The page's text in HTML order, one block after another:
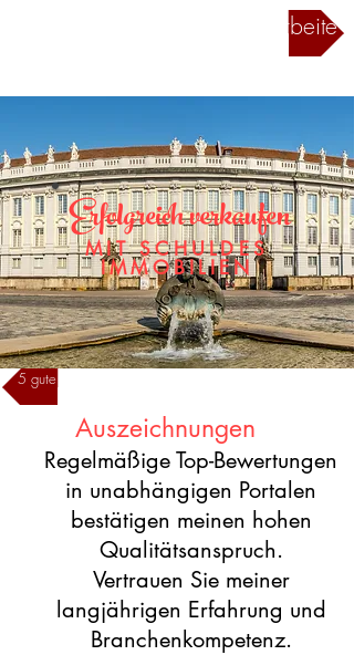
Schauen Sie hier wie ich arbeite
Erfolgreich verkaufen
MIT SCHULDES
IMMOBILIEN
5 gute Gründe, mit Schuldes Immobilien zu verkaufen
Auszeichnungen
Regelmäßige Top-Bewertungen
in unabhängigen Portalen
bestätigen meinen hohen
Qualitätsanspruch.
Vertrauen Sie meiner
langjährigen Erfahrung und
Branchenkompetenz.